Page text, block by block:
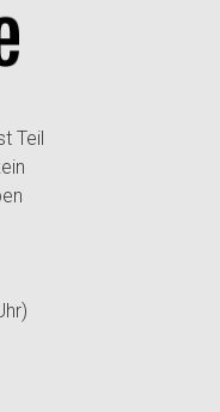
Teil